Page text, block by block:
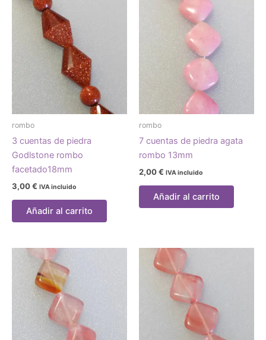
rombo
3 cuentas de piedra
Godlstone rombo
facetado18mm
3,00€ IVA incluido
Añadir al carrito
rombo
7 cuentas de piedra agata
rombo 13mm
2,00€ IVA incluido
Añadir al carrito